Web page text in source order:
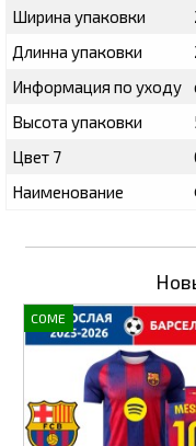
Ширина упаковки
Длинна упаковки
Информация по уходу
Высота упаковки
Цвет 7
Наименование
COME